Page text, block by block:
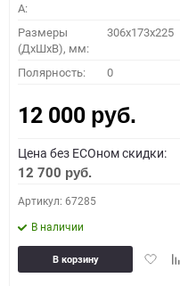
A:
Размеры
(ДхШхВ), мм:
306x173x225
Полярность: 0
12 000 руб.
Цена без ECOном скидки:
12 700 руб.
Артикул: 67285
В наличии
В корзину